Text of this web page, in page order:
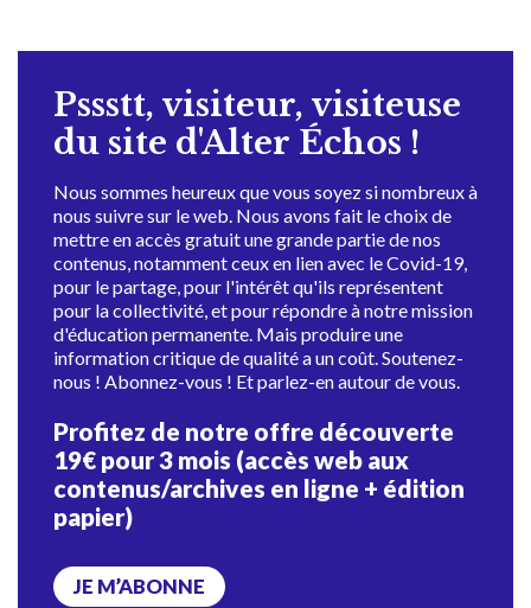
Pssstt, visiteur, visiteuse
du site d'Alter Échos !
Nous sommes heureux que vous soyez si nombreux à
nous suivre sur le web. Nous avons fait le choix de
mettre en accès gratuit une grande partie de nos
contenus, notamment ceux en lien avec le Covid-19,
pour le partage, pour l'intérêt qu'ils représentent
pour la collectivité, et pour répondre à notre mission
d'éducation permanente. Mais produire une
information critique de qualité a un coût. Soutenez-
nous ! Abonnez-vous ! Et parlez-en autour de vous.
Profitez de notre offre découverte
19€ pour 3 mois (accès web aux
contenus/archives en ligne + édition
papier)
JE M’ABONNE